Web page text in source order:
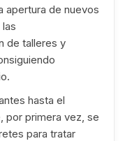
apertura de nuevos
de talleres y
hasta el
por primera vez, se
para tratar